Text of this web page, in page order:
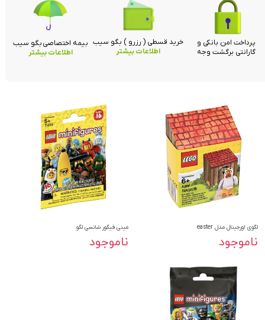
لگوی اورجینال مدل easter
ناموجود
مینی فیگور شانسی لگو
ناموجود
خرید قسطی ( رزرو ) بگو سیب
اطلاعات بیشتر
پرداخت امن بانکی و
گارانتی برگشت وجه
بیمه اختصاصی بگو سیب
اطلاعات بیشتر